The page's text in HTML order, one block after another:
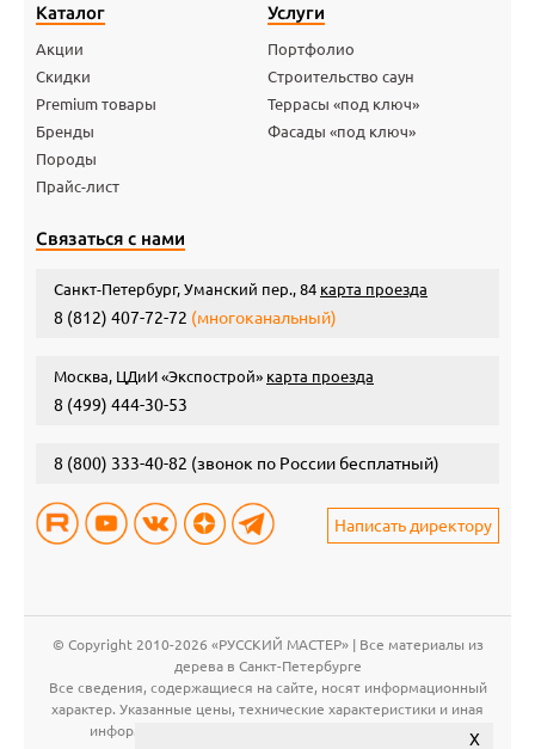
Каталог
Акции
Скидки
Premium товары
Бренды
Породы
Прайс-лист
Услуги
Портфолио
Строительство саун
Террасы «под ключ»
Фасады «под ключ»
Связаться с нами
Санкт-Петербург, Уманский пер., 84 карта проезда
8 (812) 407-72-72 (многоканальный)
Москва, ЦДиИ «Экспострой» карта проезда
8 (499) 444-30-53
8 (800) 333-40-82 (звонок по России бесплатный)
Написать директору
© Copyright 2010-2026 «РУССКИЙ МАСТЕР» | Все материалы из
дерева в Санкт-Петербурге
Все сведения, содержащиеся на сайте, носят информационный
характер. Указанные цены, технические характеристики и иная
информация о продукции могут быть изменены без
X